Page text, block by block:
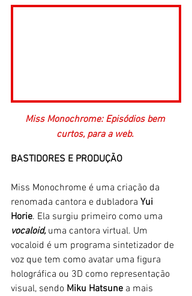
Miss Monochrome: Episódios bem
curtos, para a web.
BASTIDORES E PRODUÇÃO
Miss Monochrome é uma criação da
renomada cantora e dubladora Yui
Horie. Ela surgiu primeiro como uma
vocaloid, uma cantora virtual. Um
vocaloid é um programa sintetizador de
voz que tem como avatar uma figura
holográfica ou 3D como representação
visual, sendo Miku Hatsune a mais